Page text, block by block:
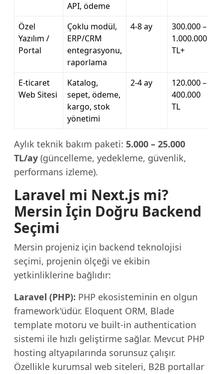
API, ödeme
Özel
Yazılım /
Portal
Çoklu modül,
ERP/CRM
entegrasyonu,
raporlama
4-8 ay
300.000 –
1.000.000
TL+
E-ticaret
Web Sitesi
Katalog,
sepet, ödeme,
kargo, stok
yönetimi
2-4 ay
120.000 –
400.000
TL
Aylık teknik bakım paketi: 5.000 – 25.000
TL/ay (güncelleme, yedekleme, güvenlik,
performans izleme).
Laravel mi Next.js mi?
Mersin İçin Doğru Backend
Seçimi
Mersin projeniz için backend teknolojisi
seçimi, projenin ölçeği ve ekibin
yetkinliklerine bağlıdır:
Laravel (PHP): PHP ekosisteminin en olgun
framework'üdür. Eloquent ORM, Blade
template motoru ve built-in authentication
sistemi ile hızlı geliştirme sağlar. Mevcut PHP
hosting altyapılarında sorunsuz çalışır.
Özellikle kurumsal web siteleri, B2B portallar